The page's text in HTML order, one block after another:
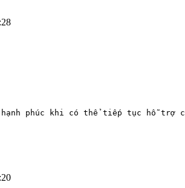
phúc khi có thể tiếp tục hỗ trợ